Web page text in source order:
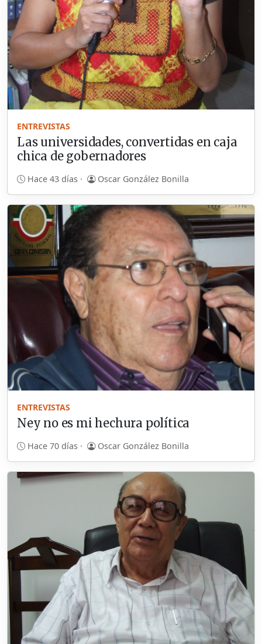
ENTREVISTAS
Las universidades, convertidas en caja
chica de gobernadores
Hace 43 días · Oscar González Bonilla
ENTREVISTAS
Ney no es mi hechura política
Hace 70 días · Oscar González Bonilla